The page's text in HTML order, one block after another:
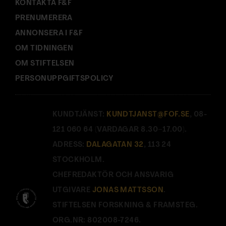
KONTAKTA F&F
PRENUMERERA
ANNONSERA I F&F
OM TIDNINGEN
OM STIFTELSEN
PERSONUPPGIFTSPOLICY
KUNDTJÄNST: KUNDTJANST@FOF.SE , 08-
121 060 64 (VARDAGAR 8.30–17.00).
ADRESS: DALAGATAN 32 , 113 24
STOCKHOLM.
CHEFREDAKTÖR OCH ANSVARIG
UTGIVARE JONAS MATTSSON .
STIFTELSEN FORSKNING & FRAMSTEG.
ORG.NR: 802008-7246.